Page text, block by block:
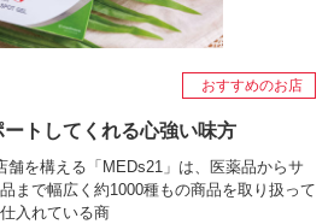
おすすめのお店
トしてくれる心強い味方
舗を構える「MEDs21」は、医薬品からサ
まで幅広く約1000種もの商品を取り扱って
入れている商